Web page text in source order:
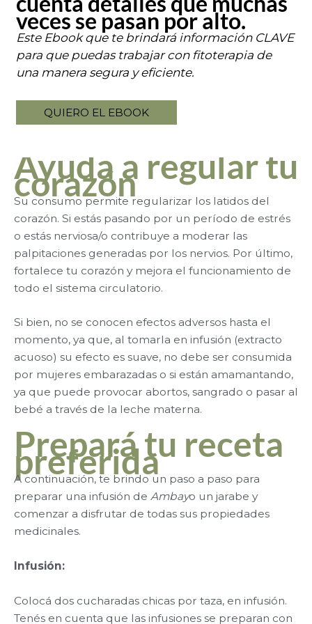
veces se pasan por alto.
Este Ebook que te brindará información CLAVE
para que puedas trabajar con fitoterapia de
una manera segura y eficiente.
QUIERO EL EBOOK
Ayuda a regular tu
corazón
Su consumo permite regularizar los latidos del
corazón. Si estás pasando por un período de estrés
o estás nerviosa/o contribuye a moderar las
palpitaciones generadas por los nervios. Por último,
fortalece tu corazón y mejora el funcionamiento de
todo el sistema circulatorio.
Si bien, no se conocen efectos adversos hasta el
momento, ya que, al tomarla en infusión (extracto
acuoso) su efecto es suave, no debe ser consumida
por mujeres embarazadas o si están amamantando,
ya que puede provocar abortos, sangrado o pasar al
bebé a través de la leche materna.
Prepará tu receta
preferida
A continuación, te brindo un paso a paso para
preparar una infusión de Ambayo un jarabe y
comenzar a disfrutar de todas sus propiedades
medicinales.
Infusión:
Colocá dos cucharadas chicas por taza, en infusión.
Tenés en cuenta que las infusiones se preparan con